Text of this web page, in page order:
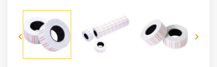
Sécurité
Mobilités
Loisirs
 